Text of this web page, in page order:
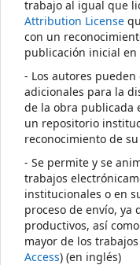
trabajo al igual que
Attribution License
con un
publicación inicial en
- Los autores
adicionales para la
de la obra publicada
un repositorio
reconocimiento de
- Se permite y se
trabajos
institucionales o en
proceso de envío,
productivos, así
mayor de los
Access) (en inglés)